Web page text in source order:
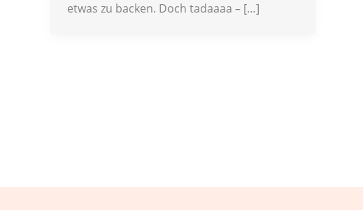
etwas zu backen. Doch tadaaaa – […]